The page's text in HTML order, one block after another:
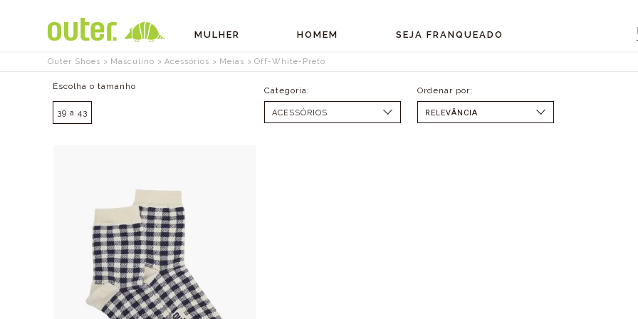
MULHER HOMEM SEJA FRANQUEADO
Outer Shoes Masculino Acessórios Meias Off-White-Preto
ACESSÓRIOS
Tamanhos
39 a 43 SELECIONAR